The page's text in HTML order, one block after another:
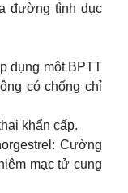
đường tình dục
dụng một BPTT
có chống chỉ
khẩn cấp.
Cường
mạc tử cung